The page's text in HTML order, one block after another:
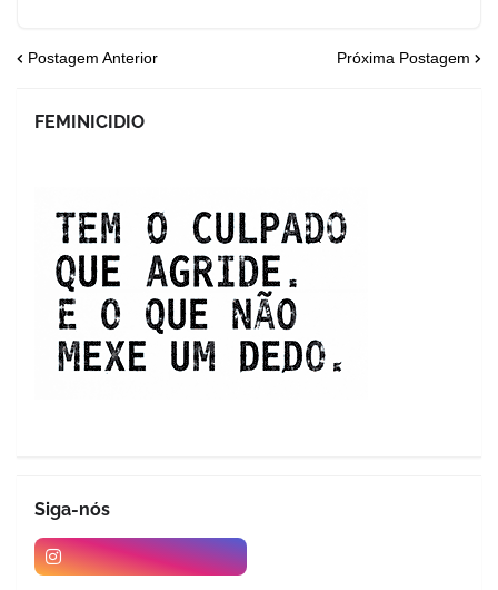
Postagem Anterior Próxima Postagem
FEMINICIDIO
Siga-nós